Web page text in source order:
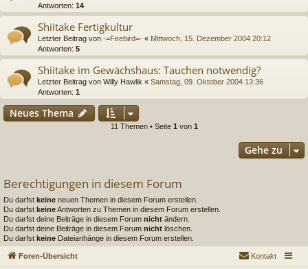
Antworten: 14
Shiitake Fertigkultur
Letzter Beitrag von -=Firebird=- « Mittwoch, 15. Dezember 2004 20:12
Antworten: 5
Shiitake im Gewächshaus: Tauchen notwendig?
Letzter Beitrag von Willy Hawlik « Samstag, 09. Oktober 2004 13:36
Antworten: 1
Neues Thema
11 Themen • Seite 1 von 1
Gehe zu
Berechtigungen in diesem Forum
Du darfst keine neuen Themen in diesem Forum erstellen.
Du darfst keineAntworten zu Themen in diesem Forum erstellen.
Du darfst deine Beiträge in diesem Forum nicht ändern.
Du darfst deine Beiträge in diesem Forum nicht löschen.
Du darfst keine Dateianhänge in diesem Forum erstellen.
Foren-Übersicht Kontakt